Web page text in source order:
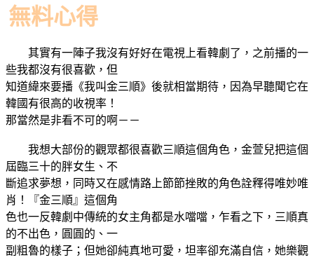
無料心得
其實有一陣子我沒有好好在電視上看韓劇了，之前播的一
些我都沒有很喜歡，但
知道緯來要播《我叫金三順》後就相當期待，因為早聽聞它在
韓國有很高的收視率！
那當然是非看不可的啊－－
我想大部份的觀眾都很喜歡三順這個角色，金萱兒把這個
屆臨三十的胖女生、不
斷追求夢想，同時又在感情路上節節挫敗的角色詮釋得唯妙唯
肖！『金三順』這個角
色也一反韓劇中傳統的女主角都是水噹噹，乍看之下，三順真
的不出色，圓圓的、一
副粗魯的樣子；但她卻純真地可愛，坦率卻充滿自信，她樂觀